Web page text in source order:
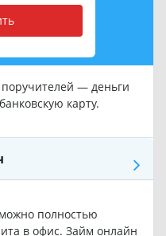
— деньги
карту.
полностью
в офис. Займ онлайн